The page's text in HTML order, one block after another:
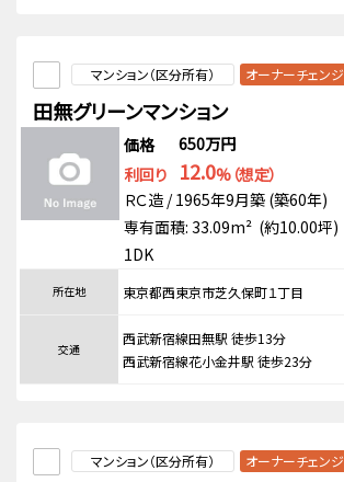
マンション（区分所有） オーナーチェンジ
田無グリーンマンション
価格
650万円
利回り
12.0%（想定）
ＲＣ造 / 1965年9月築 (築60年)
専有面積: 33.09m² (約10.00坪)
1DK
所在地 東京都西東京市芝久保町１丁目
交通
西武新宿線田無駅 徒歩13分
西武新宿線花小金井駅 徒歩23分
マンション（区分所有） オーナーチェンジ